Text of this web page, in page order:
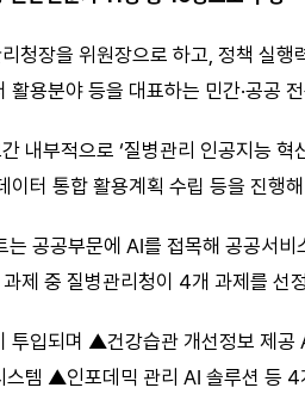
청장을 위원장으로 하고, 정책 실
활용분야 등을 대표하는 민간·공공
내부적으로 ‘질병관리 인공지능
이터 통합 활용계획 수립 등을 진행
는 공공부문에 AI를 접목해 공공서
제 중 질병관리청이 4개 과제를 선
투입되며 ▲건강습관 개선정보 제
스템 ▲인포데믹 관리 AI 솔루션 등